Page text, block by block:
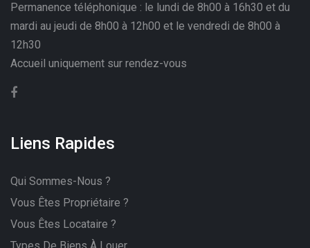
Permanence téléphonique : le lundi de 8h00 à 16h30 et du
mardi au jeudi de 8h00 à 12h00 et le vendredi de 8h00 à
12h30
Accueil uniquement sur rendez-vous
Liens Rapides
Qui Sommes-Nous ?
Vous Êtes Propriétaire ?
Vous Êtes Locataire ?